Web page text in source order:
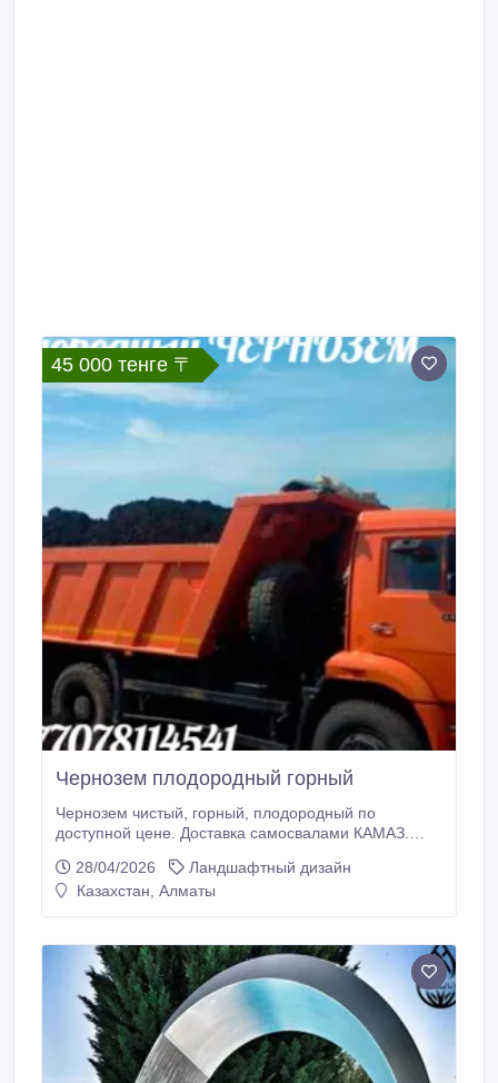
45 000 тенге 〒
Чернозем плодородный горный
Чернозем чистый, горный, плодородный по
доступной цене. Доставка самосвалами КАМАЗ.
расчет..
28/04/2026
Ландшафтный дизайн
Казахстан, Алматы